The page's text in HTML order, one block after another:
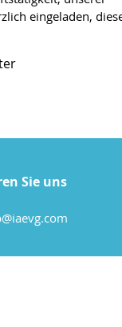
eingeladen,
Sie uns